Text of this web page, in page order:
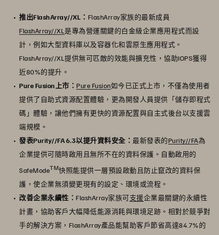
推出FlashArray//XL： FlashArray家族的最新成員
FlashArray//XL 是專為營運關鍵的白金級企業應用程式而設
計，例如大型資料庫以及容器化和雲原生應用程式。
FlashArray//XL提供無可匹敵的效能與擴充性，協助IOPS獲得
近80%的提升。
Pure Fusion上市： Pure Fusion如今已正式上市，不僅為使用者
提供了自助式資源配置體驗，更為開發人員提供「儲存即程式
碼」體驗，讓他們擁有更快的資源配置與自主式後台以支援雲
端規模。
發表Purity//FA 6.3以提升資料安全： 最新發表的Purity//FA為
企業提供可隨時啟用且無所不在的資料保護。自動啟用的
SafeModeTM快照能提供一層預設啟動且防止竄改的資料保
護，使企業無須變更現有的設定、環境或流程。
改善企業永續性： FlashArray家族可支援企業最關鍵的永續性
計畫，協助客戶大幅降低能源消耗與環境足跡。相對於競爭對
手的解決方案，FlashArray產品能幫助客戶節省高達84.7%的